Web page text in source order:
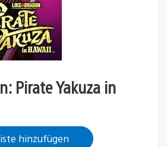
Pirate Yakuza in
hinzufügen